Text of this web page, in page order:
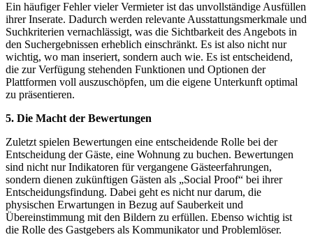
Ein häufiger Fehler vieler Vermieter ist das unvollständige Ausfüllen
ihrer Inserate. Dadurch werden relevante Ausstattungsmerkmale und
Suchkriterien vernachlässigt, was die Sichtbarkeit des Angebots in
den Suchergebnissen erheblich einschränkt. Es ist also nicht nur
wichtig, wo man inseriert, sondern auch wie. Es ist entscheidend,
die zur Verfügung stehenden Funktionen und Optionen der
Plattformen voll auszuschöpfen, um die eigene Unterkunft optimal
zu präsentieren.
5. Die Macht der Bewertungen
Zuletzt spielen Bewertungen eine entscheidende Rolle bei der
Entscheidung der Gäste, eine Wohnung zu buchen. Bewertungen
sind nicht nur Indikatoren für vergangene Gästeerfahrungen,
sondern dienen zukünftigen Gästen als „Social Proof“ bei ihrer
Entscheidungsfindung. Dabei geht es nicht nur darum, die
physischen Erwartungen in Bezug auf Sauberkeit und
Übereinstimmung mit den Bildern zu erfüllen. Ebenso wichtig ist
die Rolle des Gastgebers als Kommunikator und Problemlöser.